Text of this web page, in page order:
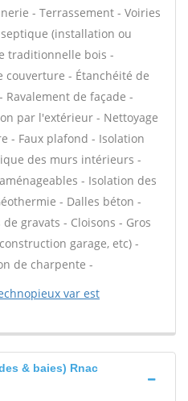
- Terrassement - Voiries
(installation ou
traditionnelle bois -
couverture - Étanchéité de
de façade -
par l'extérieur - Nettoyage
- Faux plafond - Isolation
des murs intérieurs -
- Isolation des
- Dalles béton -
gravats - Cloisons - Gros
garage, etc) -
de charpente -
var est
& baies) Rnac